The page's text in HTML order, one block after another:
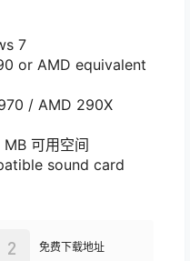
7
or AMD equivalent
/ AMD 290X
可用空间
sound card
免费下载地址
2